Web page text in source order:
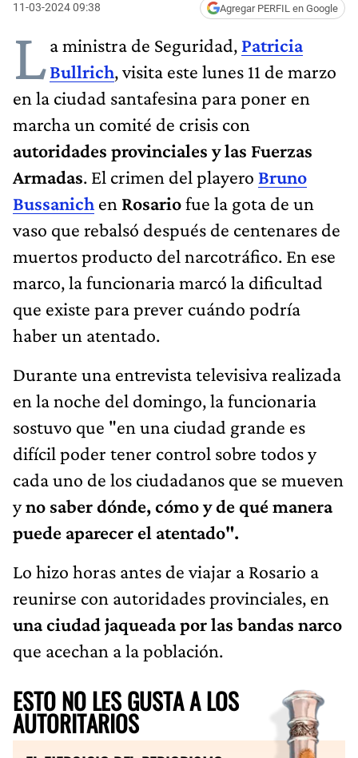
11-03-2024 09:38 Agregar PERFIL en Google
La ministra de Seguridad, Patricia
Bullrich, visita este lunes 11 de marzo
en la ciudad santafesina para poner en
marcha un comité de crisis con
autoridades provinciales y las Fuerzas
Armadas. El crimen del playero Bruno
Bussanich en Rosariofue la gota de un
vaso que rebalsó después de centenares de
muertos producto del narcotráfico. En ese
marco, la funcionaria marcó la dificultad
que existe para prever cuándo podría
haber un atentado.
Durante una entrevista televisiva realizada
en la noche del domingo, la funcionaria
sostuvo que "en una ciudad grande es
difícil poder tener control sobre todos y
cada uno de los ciudadanos que se mueven
yno saber dónde, cómo y de qué manera
puede aparecer el atentado".
Lo hizo horas antes de viajar a Rosario a
reunirse con autoridades provinciales, en
una ciudad jaqueada por las bandas narco
que acechan a la población.
ESTO NO LES GUSTA A LOS
AUTORITARIOS